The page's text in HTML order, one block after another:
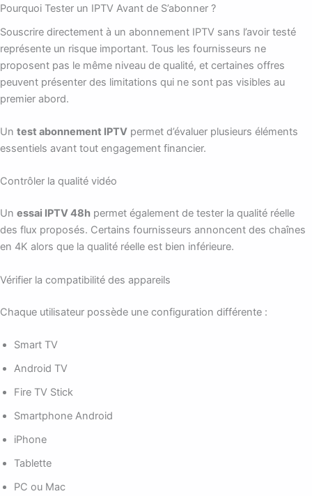
Pourquoi Tester un IPTV Avant de S’abonner ?
Souscrire directement à un abonnement IPTV sans l’avoir testé
représente un risque important. Tous les fournisseurs ne
proposent pas le même niveau de qualité, et certaines offres
peuvent présenter des limitations qui ne sont pas visibles au
premier abord.
Un test abonnement IPTV permet d’évaluer plusieurs éléments
essentiels avant tout engagement financier.
Contrôler la qualité vidéo
Un essai IPTV 48h permet également de tester la qualité réelle
des flux proposés. Certains fournisseurs annoncent des chaînes
en 4K alors que la qualité réelle est bien inférieure.
Vérifier la compatibilité des appareils
Chaque utilisateur possède une configuration différente :
Smart TV
Android TV
Fire TV Stick
Smartphone Android
iPhone
Tablette
PC ou Mac